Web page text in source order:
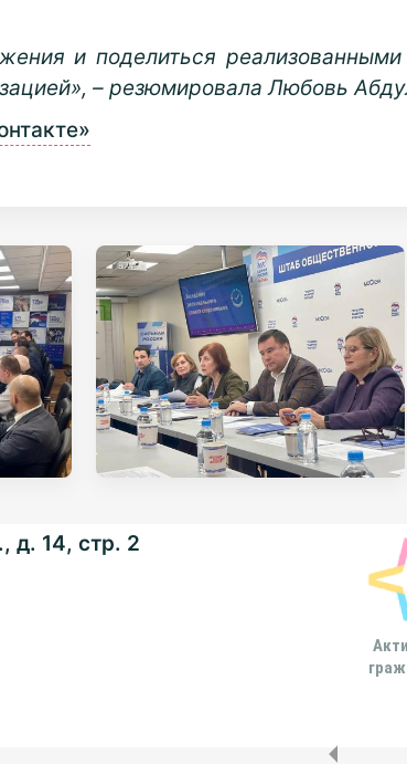
и поделиться
– резюмировала Любовь
д. 14, стр. 2